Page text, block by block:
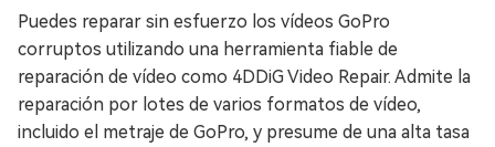
Puedes reparar sin esfuerzo los vídeos GoPro
corruptos utilizando una herramienta fiable de
reparación de vídeo como 4DDiG Video Repair. Admite la
reparación por lotes de varios formatos de vídeo,
incluido el metraje de GoPro, y presume de una alta tasa